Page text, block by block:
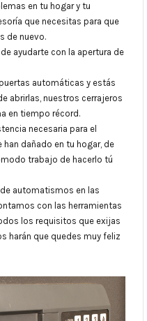
en tu hogar y tu
que necesitas para que
de nuevo.
ayudarte con la apertura de
automáticas y estás
abrirlas, nuestros cerrajeros
en tiempo récord.
necesaria para el
dañado en tu hogar, de
trabajo de hacerlo tú
automatismos en las
con las herramientas
los requisitos que exijas
harán que quedes muy feliz